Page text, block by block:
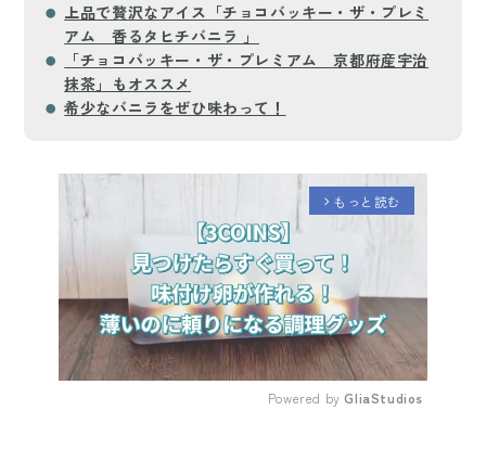
上品で贅沢なアイス「チョコバッキー・ザ・プレミ
アム 香るタヒチバニラ 」
「チョコバッキー・ザ・プレミアム 京都府産宇治
抹茶」もオススメ
希少なバニラをぜひ味わって！
arrow_forward_ios もっと読む
Powered by GliaStudios